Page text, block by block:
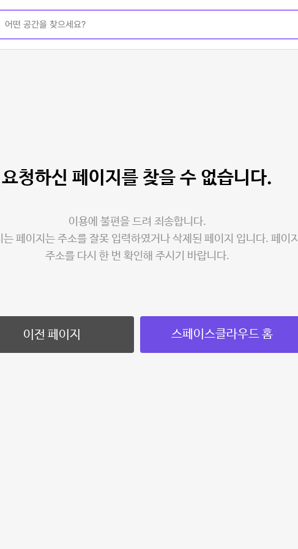
요청하신 페이지를 찾을 수 없습니다.
이용에 불편을 드려 죄송합니다.
는 페이지는 주소를 잘못 입력하였거나 삭제된 페이지 입니다. 페이지
주소를 다시 한 번 확인해 주시기 바랍니다.
이전 페이지 스페이스클라우드 홈